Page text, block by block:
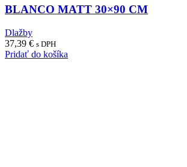
BLANCO MATT 30×90 CM
Dlažby
37,39 € s DPH
Pridať do košíka